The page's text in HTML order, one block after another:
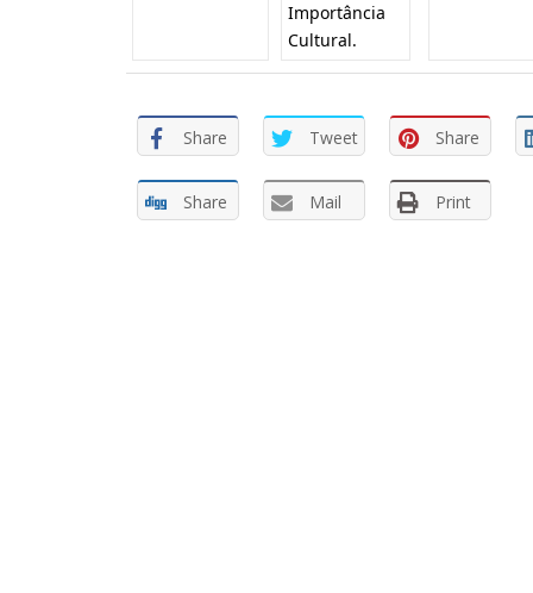
Importância
Cultural.
Share Tweet Share
Share Mail Print